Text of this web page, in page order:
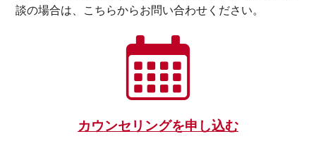
談の場合は、こちらからお問い合わせください。
カウンセリングを申し込む